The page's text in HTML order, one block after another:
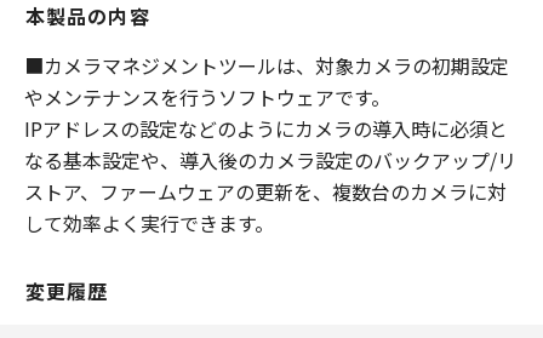
「許諾ソフトウェア」の使用を支援するこ
るアップデート、バグの修正またはサポー
トの提供について、いかなる責任を負うも
のでもありません。
輸出
お客様は、日本国政府または該当国の政府
諾ソフトウェア」の全部または一部を、直
本製品の内容
■カメラマネジメントツールは、対象カメラの初期設定
やメンテナンスを行うソフトウェアです。
IPアドレスの設定などのようにカメラの導入時に必須と
なる基本設定や、導入後のカメラ設定のバックアップ/リ
ストア、ファームウェアの更新を、複数台のカメラに対
して効率よく実行できます。
変更履歴